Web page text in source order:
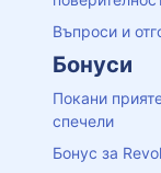
Въпроси и
Бонуси
Покани
спечели
Бонус за